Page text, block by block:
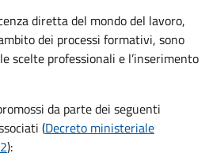
diretta del mondo del lavoro,
dei processi formativi, sono
scelte professionali e l’inserimento
da parte dei seguenti
(Decreto ministeriale
):